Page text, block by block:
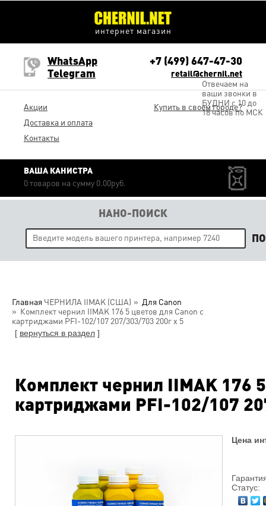
интернет магазин
Акции
Доставка и оплата
Контакты
WhatsApp
Telegram
retail@chernil.net
+7 (499) 647-47-30
Отвечаем на
ваши звонки в
БУДНИ с 10 до
18 часов по МСК
Купить в своем городе?
ВАША КАНИСТРА
0 товаров на сумму 0.00руб.
НАНО-ПОИСК
Главная ЧЕРНИЛА IIMAK (США)
Для Canon
Комплект чернил IIMAK 176 5 цветов для Canon с
картриджами PFI-102/107 207/303/703 200г х 5
[ вернуться в раздел ]
Комплект чернил IIMAK 176
картриджами PFI-102/107
Цена
Статус: